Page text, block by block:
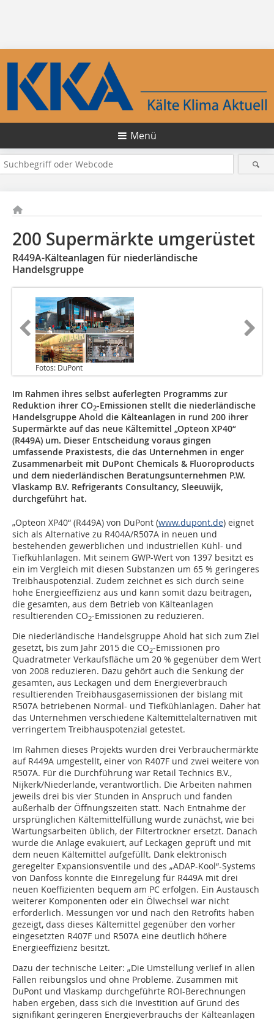
Menü
200 Supermärkte umgerüstet
R449A-Kälteanlagen für niederländische
Handelsgruppe
Fotos: DuPont
Im Rahmen ihres selbst auferlegten Programms zur
Reduktion ihrer CO2-Emissionen stellt die niederländische
Handelsgruppe Ahold die Kälteanlagen in rund 200 ihrer
Supermärkte auf das neue Kältemittel „Opteon XP40“
(R449A) um. Dieser Entscheidung voraus gingen
umfassende Praxistests, die das Unternehmen in enger
Zusammenarbeit mit DuPont Chemicals & Fluoroproducts
und dem niederländischen Beratungsunternehmen P.W.
Vlaskamp B.V. Refrigerants Consultancy, Sleeuwijk,
durchgeführt hat.
„Opteon XP40“ (R449A) von DuPont (www.dupont.de) eignet
sich als Alternative zu R404A/R507A in neuen und
bestehenden gewerblichen und industriellen Kühl- und
Tiefkühlanlagen. Mit seinem GWP-Wert von 1397 besitzt es
ein im Vergleich mit diesen Substanzen um 65 % geringeres
Treibhauspotenzial. Zudem zeichnet es sich durch seine
hohe Energieeffizienz aus und kann somit dazu beitragen,
die gesamten, aus dem Betrieb von Kälteanlagen
resultierenden CO2-Emissionen zu reduzieren.
Die niederländische Handelsgruppe Ahold hat sich zum Ziel
gesetzt, bis zum Jahr 2015 die CO2-Emissionen pro
Quadratmeter Verkaufsfläche um 20 % gegenüber dem Wert
von 2008 reduzieren. Dazu gehört auch die Senkung der
gesamten, aus Leckagen und dem Energieverbrauch
resultierenden Treibhausgasemissionen der bislang mit
R507A betriebenen Normal- und Tiefkühlanlagen. Daher hat
das Unternehmen verschiedene Kältemittelalternativen mit
verringertem Treibhauspotenzial getestet.
Im Rahmen dieses Projekts wurden drei Verbrauchermärkte
auf R449A umgestellt, einer von R407F und zwei weitere von
R507A. Für die Durchführung war Retail Technics B.V.,
Nijkerk/Niederlande, verantwortlich. Die Arbeiten nahmen
jeweils drei bis vier Stunden in Anspruch und fanden
außerhalb der Öffnungszeiten statt. Nach Entnahme der
ursprünglichen Kältemittelfüllung wurde zunächst, wie bei
Wartungsarbeiten üblich, der Filtertrockner ersetzt. Danach
wurde die Anlage evakuiert, auf Leckagen geprüft und mit
dem neuen Kältemittel aufgefüllt. Dank elektronisch
geregelter Expansionsventile und des „ADAP-Kool“-Systems
von Danfoss konnte die Einregelung für R449A mit drei
neuen Koeffizienten bequem am PC erfolgen. Ein Austausch
weiterer Komponenten oder ein Ölwechsel war nicht
erforderlich. Messungen vor und nach den Retrofits haben
gezeigt, dass dieses Kältemittel gegenüber den vorher
eingesetzten R407F und R507A eine deutlich höhere
Energieeffizienz besitzt.
Dazu der technische Leiter: „Die Umstellung verlief in allen
Fällen reibungslos und ohne Probleme. Zusammen mit
DuPont und Vlaskamp durchgeführte ROI-Berechnungen
haben ergeben, dass sich die Investition auf Grund des
signifikant geringeren Energieverbrauchs der Kälteanlagen